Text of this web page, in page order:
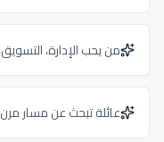
من يحب الإدارة،
عائلة تبحث عن مسار